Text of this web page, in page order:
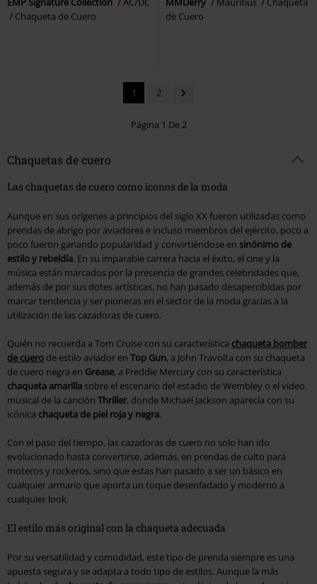
Chaqueta de Cuero
de Cuero
1 2
Página 1 De 2
Chaquetas de cuero
Las chaquetas de cuero como iconos de la moda
Aunque en sus orígenes a principios del siglo XX fueron utilizadas como
prendas de abrigo por aviadores e incluso miembros del ejército, poco a
poco fueron ganando popularidad y convirtiéndose en sinónimo de
estilo y rebeldía. En su imparable carrera hacia el éxito, el cine y la
música están marcados por la presencia de grandes celebridades que,
además de por sus dotes artísticas, no han pasado desapercibidas por
marcar tendencia y ser pioneras en el sector de la moda gracias a la
utilización de las cazadoras de cuero.
Quién no recuerda a Tom Cruise con su característica chaqueta bomber
de cuero de estilo aviador en Top Gun, a John Travolta con su chaqueta
de cuero negra en Grease, a Freddie Mercury con su característica
chaqueta amarilla sobre el escenario del estadio de Wembley o el video
musical de la canción Thriller, donde Michael Jackson aparecía con su
icónica chaqueta de piel roja y negra.
Con el paso del tiempo, las cazadoras de cuero no solo han ido
evolucionado hasta convertirse, además, en prendas de culto para
moteros y rockeros, sino que estas han pasado a ser un básico en
cualquier armario que aporta un toque desenfadado y moderno a
cualquier look.
El estilo más original con la chaqueta adecuada
Por su versatilidad y comodidad, este tipo de prenda siempre es una
apuesta segura y se adapta a todo tipo de estilos. Aunque la más